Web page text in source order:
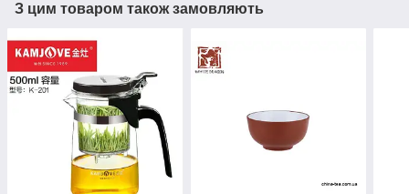
З цим товаром також замовляють